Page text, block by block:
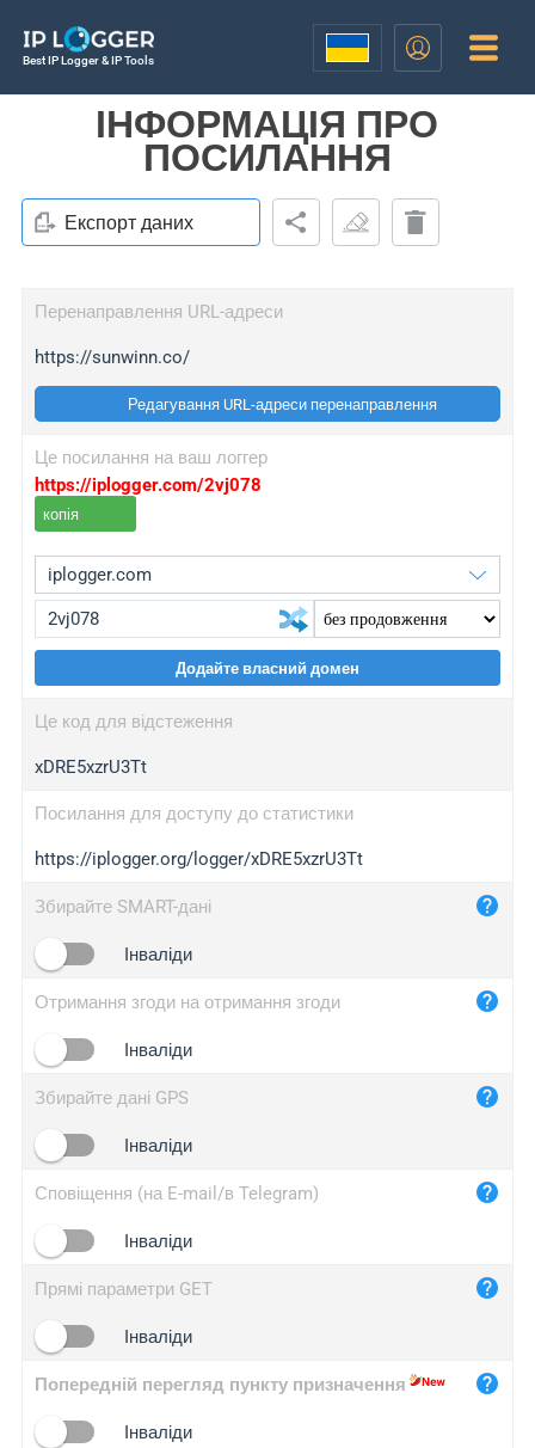
Best IP Logger & IP Tools
ІНФОРМАЦІЯ ПРО
ПОСИЛАННЯ
Експорт даних
Перенаправлення URL-адреси
https://sunwinn.co/
Редагування URL-адреси перенаправлення
Це посилання на ваш логгер
https://iplogger.com/2vj078
копія
wl.gl
ed.tc
iplogger.com
maper.info
2no.co
yip.su
iplogger.info
Додайте власний домен
Це код для відстеження
xDRE5xzrU3Tt
Посилання для доступу до статистики
https://iplogger.org/logger/xDRE5xzrU3Tt
Збирайте SMART-дані
Інваліди
Отримання згоди на отримання згоди
Інваліди
Збирайте дані GPS
Інваліди
Сповіщення (на E-mail/в Telegram)
Інваліди
Прямі параметри GET
Інваліди
Попередній перегляд пункту призначення
Інваліди